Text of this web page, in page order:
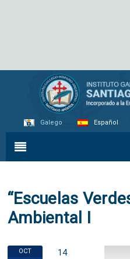
Galego Español
“Escuelas
Ambiental I
OCT
14